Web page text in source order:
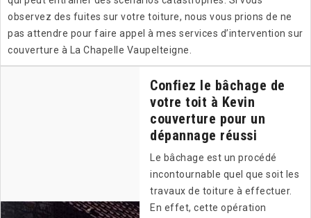
observez des fuites sur votre toiture, nous vous prions de ne
pas attendre pour faire appel à mes services d’intervention sur
couverture à La Chapelle Vaupelteigne.
Confiez le bâchage de
votre toit à Kevin
couverture pour un
dépannage réussi
Le bâchage est un procédé
incontournable quel que soit les
travaux de toiture à effectuer.
En effet, cette opération